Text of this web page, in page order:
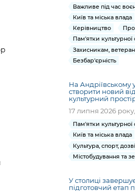
Важливе під час
Київ та міська влада
Керівництво
Про
Пам'ятки
Захисникам,
Безбар'єрність
На Андріївському
створити новий
культурний
17 липня 2026 року,
Пам'ятки
Київ та міська влада
Культура, спорт,
Містобудування та
У столиці
підготовчий етап